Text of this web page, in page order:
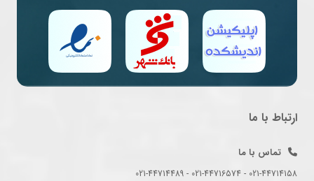
ارتباط با ما
تماس با ما
021-44714158 - 021-44716574 - 021-44714489